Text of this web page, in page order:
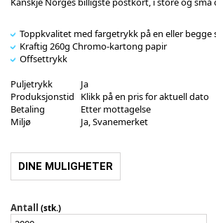
Toppkvalitet med fargetrykk på en eller begge
Kraftig 260g Chromo-kartong papir
Offsettrykk
Puljetrykk
Ja
Produksjonstid
Klikk på en pris for aktuell dato
Betaling
Etter mottagelse
Miljø
Ja, Svanemerket
DINE MULIGHETER
Antall (stk.)